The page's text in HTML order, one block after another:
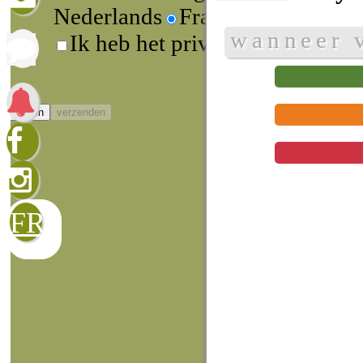
FR
Nederlands
Francophone
Ik heb het privacybeleid
sluiten verzenden
wanneer